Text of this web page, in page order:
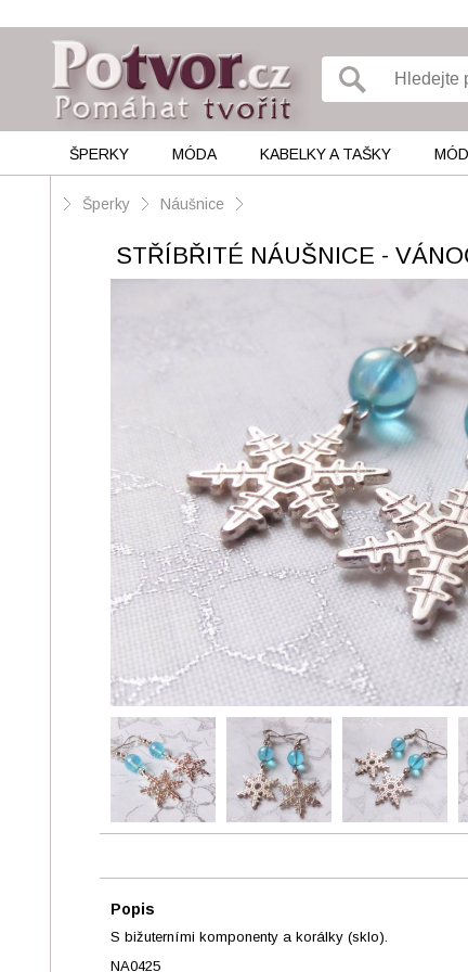
ŠPERKY MÓDA KABELKY A TAŠKY
Šperky Náušnice
STŘÍBŘITÉ NÁUŠNICE -
Popis
S bižuterními komponenty a korálky (sklo).
NA0425